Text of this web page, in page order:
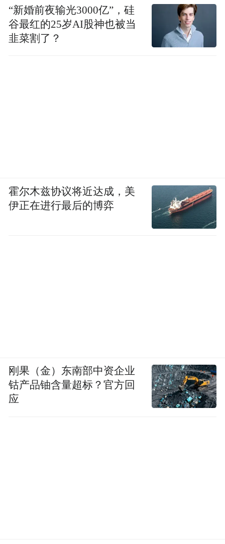
“新婚前夜输光3000亿”，硅
谷最红的25岁AI股神也被当
韭菜割了？
霍尔木兹协议将近达成，美
伊正在进行最后的博弈
刚果（金）东南部中资企业
钴产品铀含量超标？官方回
应